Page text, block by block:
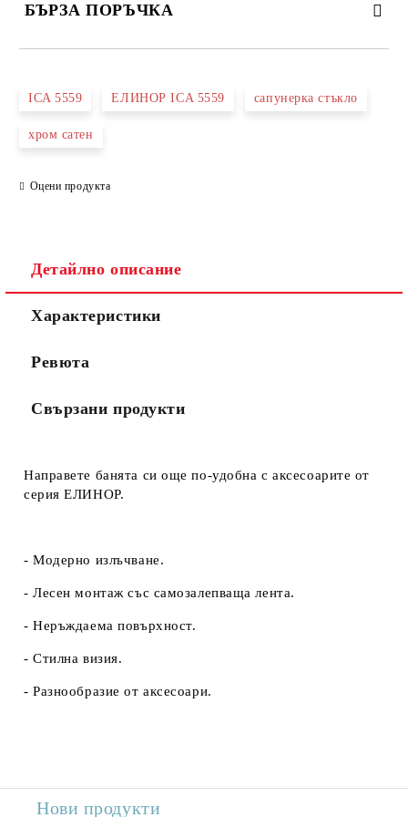
БЪРЗА ПОРЪЧКА
Съгласен съм с
ICA 5559 ЕЛИНОР ICA 5559 сапунерка стъкло
хром сатен
Оцени продукта
Детайлно описание
Характеристики
Ревюта
Свързани продукти
Направете банята си още по-удобна с аксесоарите от
серия ЕЛИНОР.
- Модерно излъчване.
- Лесен монтаж със самозалепваща лента.
- Неръждаема повърхност.
- Стилна визия.
- Разнообразие от аксесоари.
Нови продукти